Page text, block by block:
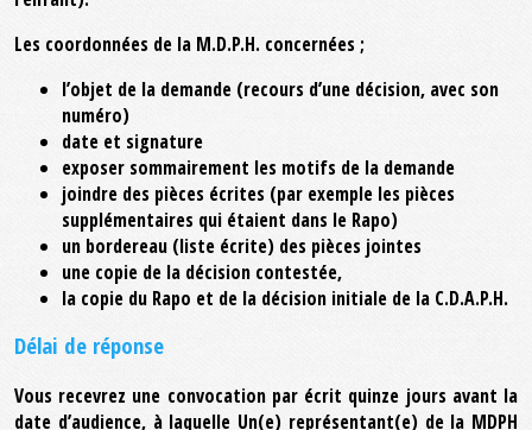
Les coordonnées de la M.D.P.H. concernées ;
l’objet de la demande (recours d’une décision, avec son
numéro)
date et signature
exposer sommairement les motifs de la demande
joindre des pièces écrites (par exemple les pièces
supplémentaires qui étaient dans le Rapo)
un bordereau (liste écrite) des pièces jointes
une copie de la décision contestée,
la copie du Rapo et de la décision initiale de la C.D.A.P.H.
Délai de réponse
Vous recevrez une convocation par écrit quinze jours avant la
date d’audience, à laquelle Un(e) représentant(e) de la MDPH